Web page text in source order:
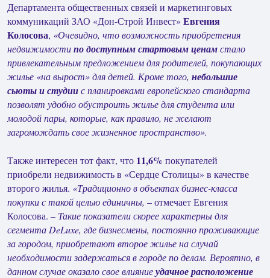
Департамента общественных связей и маркетинговых
коммуникаций ЗАО «Дон-Строй Инвест» Евгения
Колосова, «Очевидно, что возможность приобретения
недвижимостипо доступным стартовым ценамстало
привлекательным предложением для родителей, покупающих
жилье «на вырост» для детей. Кроме того, небольшие
сьюты и студиис планировками европейского стандарта
позволят удобно обустроить жилье для студента или
молодой пары, которые, как правило, не желают
загромождать свое жизненное пространство».
Также интересен тот факт, что 11,6% покупателей
приобрели недвижимость в «Сердце Столицы» в качестве
второго жилья. «Традиционно в объектах бизнес-класса
покупки с такой целью единичны, – отмечает Евгения
Колосова. – Такие показатели скорее характерны для
сегмента DeLuxe, где бизнесмены, постоянно проживающие
за городом, приобретают второе жилье на случай
необходимости задержаться в городе по делам. Вероятно, в
данном случае оказало свое влияниеудачное расположение